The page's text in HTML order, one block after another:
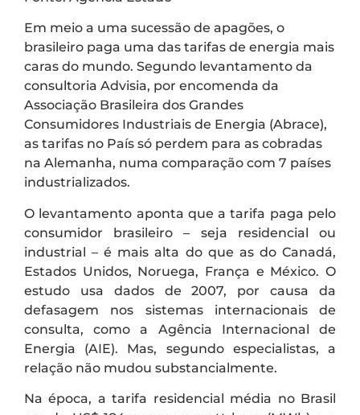
Em meio a uma sucessão de apagões, o
brasileiro paga uma das tarifas de energia mais
caras do mundo. Segundo levantamento da
consultoria Advisia, por encomenda da
Associação Brasileira dos Grandes
Consumidores Industriais de Energia (Abrace),
as tarifas no País só perdem para as cobradas
na Alemanha, numa comparação com 7 países
industrializados.
O levantamento aponta que a tarifa paga pelo
consumidor brasileiro – seja residencial ou
industrial – é mais alta do que as do Canadá,
Estados Unidos, Noruega, França e México. O
estudo usa dados de 2007, por causa da
defasagem nos sistemas internacionais de
consulta, como a Agência Internacional de
Energia (AIE). Mas, segundo especialistas, a
relação não mudou substancialmente.
Na época, a tarifa residencial média no Brasil